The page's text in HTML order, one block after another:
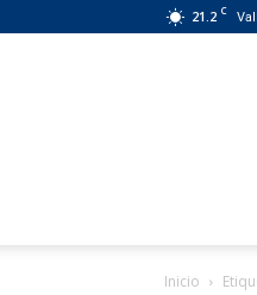
21.2 C
Inicio